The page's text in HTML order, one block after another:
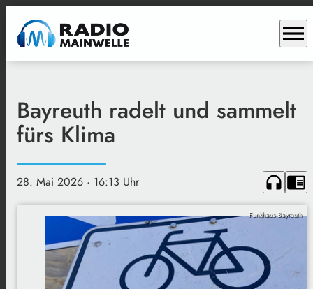
menu
Bayreuth radelt und sammelt
fürs Klima
28. Mai 2026 · 16:13 Uhr headphones chrome_reader_mode
Funkhaus Bayreuth